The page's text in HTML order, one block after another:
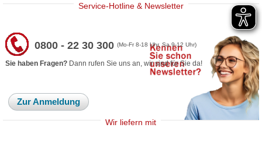
Service-Hotline & Newsletter
0800 - 22 30 300(Mo-Fr 8-18 Uhr, Sa 9-12 Uhr)
Sie haben Fragen? Dann rufen Sie uns an, wir sind für Sie da!
Zur Anmeldung
Wir liefern mit